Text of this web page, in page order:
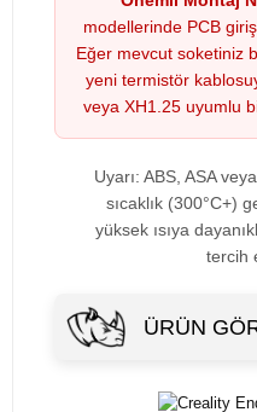
modellerinde PCB
Eğer mevcut soketiniz
yeni termistör
veya XH1.25 uyumlu
Uyarı: ABS, ASA
sıcaklık (300°C+)
yüksek ısıya
tercih
ÜRÜN